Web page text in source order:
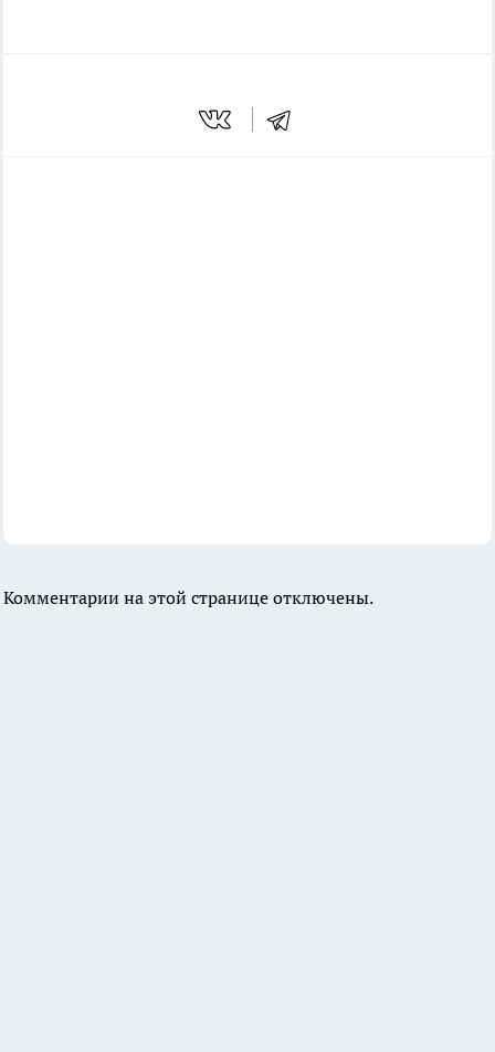
Комментарии на этой странице отключены.